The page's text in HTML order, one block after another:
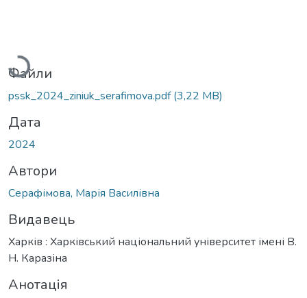
Вантажиться...
Файли
pssk_2024_ziniuk_serafimova.pdf(3,22 MB)
Дата
2024
Автори
Серафімова, Марія Василівна
Видавець
Харків : Харківський національний університет імені В.
Н. Каразіна
Анотація